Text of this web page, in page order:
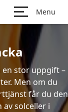
Menu
en stor uppgift –
Men om du
får du den
solceller i